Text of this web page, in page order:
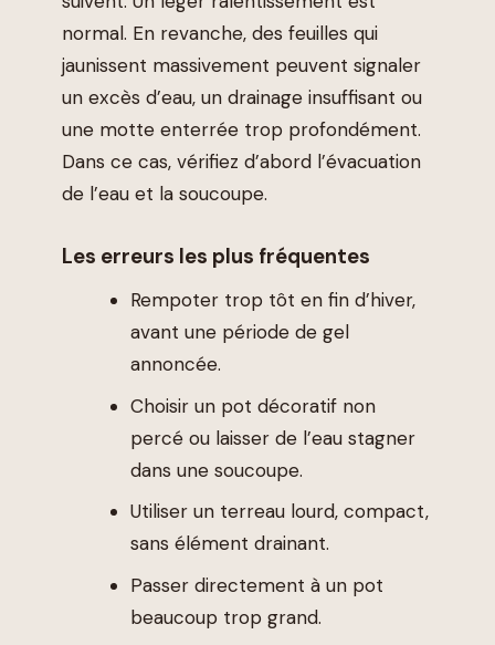
normal. En revanche, des feuilles qui
jaunissent massivement peuvent signaler
un excès d’eau, un drainage insuffisant ou
une motte enterrée trop profondément.
Dans ce cas, vérifiez d’abord l’évacuation
de l’eau et la soucoupe.
Les erreurs les plus fréquentes
Rempoter trop tôt en fin d’hiver,
avant une période de gel
annoncée.
Choisir un pot décoratif non
percé ou laisser de l’eau stagner
dans une soucoupe.
Utiliser un terreau lourd, compact,
sans élément drainant.
Passer directement à un pot
beaucoup trop grand.